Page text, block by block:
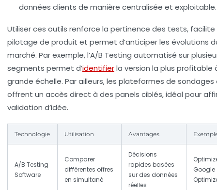
données clients de manière centralisée et exploitable.
Utiliser ces outils renforce la pertinence des tests, facilite
pilotage de produit et permet d’anticiper les évolutions
marché. Par exemple, l’A/B Testing automatisé sur
segments permet d’identifierla version la plus profitable
grande échelle. Par ailleurs, les plateformes de sondages
offrent un accès direct à des panels ciblés, idéal pour
validation d’idée.
Technologie Utilisation Avantages
A/B Testing
Software
Comparer
différentes offres
en simultané
Décisions
rapides basées
sur des données
réelles
Google